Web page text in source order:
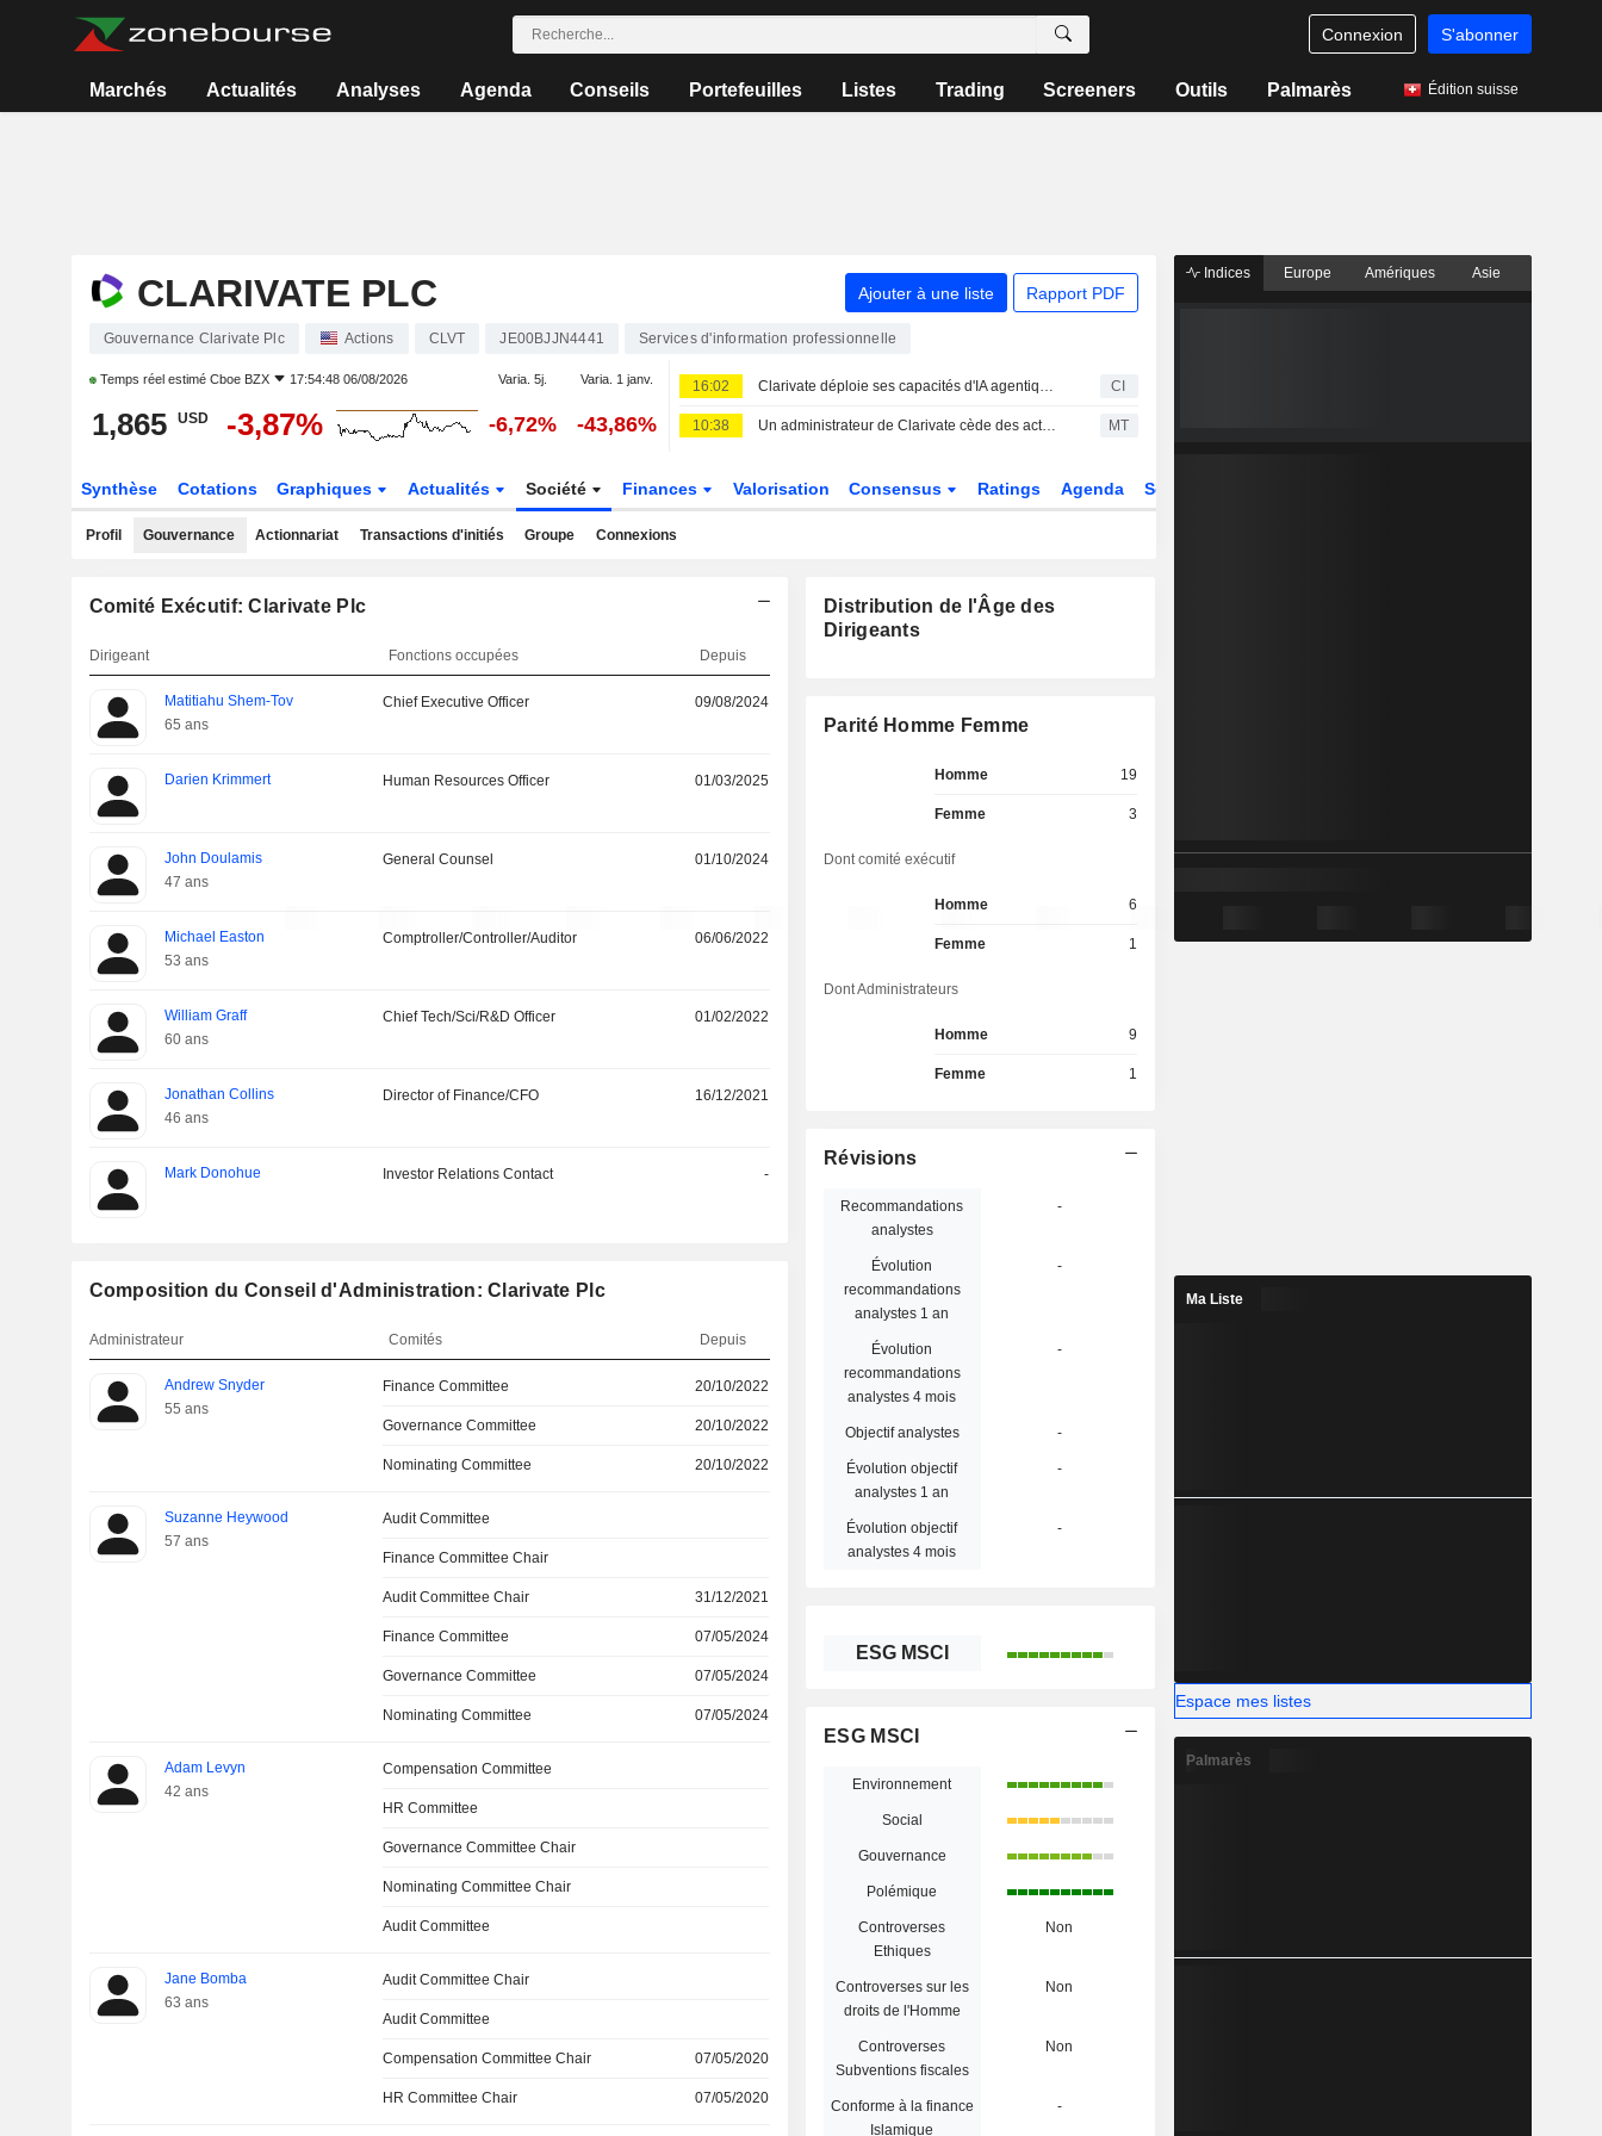
Connexion S'abonner
Marchés Actualités Analyses Agenda Conseils Portefeuilles Listes Trading Screeners Outils Palmarès Édition suisse
CLARIVATE PLC Ajouter à une liste Rapport PDF
Gouvernance Clarivate Plc Actions CLVT JE00BJJN4441 Services d'information professionnelle
Temps réel estimé Cboe BZX 17:54:48 06/08/2026 Varia. 5j. Varia. 1 janv.
1,865 USD -3,87% -6,72% -43,86%
16:02 Clarivate déploie ses capacités d'IA agentique sur l'ensemble du portefeuille Cortellis CI
10:38 Un administrateur de Clarivate cède des actions pour une valeur de 4 829 859 $, selon un récent document de la SEC MT
Synthèse Cotations Graphiques Actualités Société Finances Valorisation Consensus Ratings Agenda Secteur
Profil Gouvernance Actionnariat Transactions d'initiés Groupe Connexions
Comité Exécutif: Clarivate Plc
Dirigeant Fonctions occupées Depuis
Matitiahu Shem-Tov
65 ans
Chief Executive Officer 09/08/2024
Darien Krimmert Human Resources Officer 01/03/2025
John Doulamis
47 ans
General Counsel 01/10/2024
Michael Easton
53 ans
Comptroller/Controller/Auditor 06/06/2022
William Graff
60 ans
Chief Tech/Sci/R&D Officer 01/02/2022
Jonathan Collins
46 ans
Director of Finance/CFO 16/12/2021
Mark Donohue Investor Relations Contact -
Composition du Conseil d'Administration: Clarivate Plc
Administrateur Comités Depuis
Andrew Snyder
55 ans
Finance Committee 20/10/2022
Governance Committee 20/10/2022
Nominating Committee 20/10/2022
Suzanne Heywood
57 ans
Audit Committee
Finance Committee Chair
Audit Committee Chair 31/12/2021
Finance Committee 07/05/2024
Governance Committee 07/05/2024
Nominating Committee 07/05/2024
Adam Levyn
42 ans
Compensation Committee
HR Committee
Governance Committee Chair
Nominating Committee Chair
Audit Committee
Jane Bomba
63 ans
Audit Committee Chair
Audit Committee
Compensation Committee Chair 07/05/2020
HR Committee Chair 07/05/2020
Distribution de l'Âge des
Dirigeants
Parité Homme Femme
Homme 19
Femme 3
Dont comité exécutif
Homme 6
Femme 1
Dont Administrateurs
Homme 9
Femme 1
Révisions
Recommandations
analystes
-
Évolution
recommandations
analystes 1 an
-
Évolution
recommandations
analystes 4 mois
-
Objectif analystes -
Évolution objectif
analystes 1 an
-
Évolution objectif
analystes 4 mois
-
ESG MSCI
ESG MSCI
Environnement
Social
Gouvernance
Polémique
Controverses
Ethiques
Non
Controverses sur les
droits de l'Homme
Non
Controverses
Subventions fiscales
Non
Conforme à la finance
Islamique
-
Indices Europe Amériques Asie
Ma Liste
Espace mes listes
Palmarès